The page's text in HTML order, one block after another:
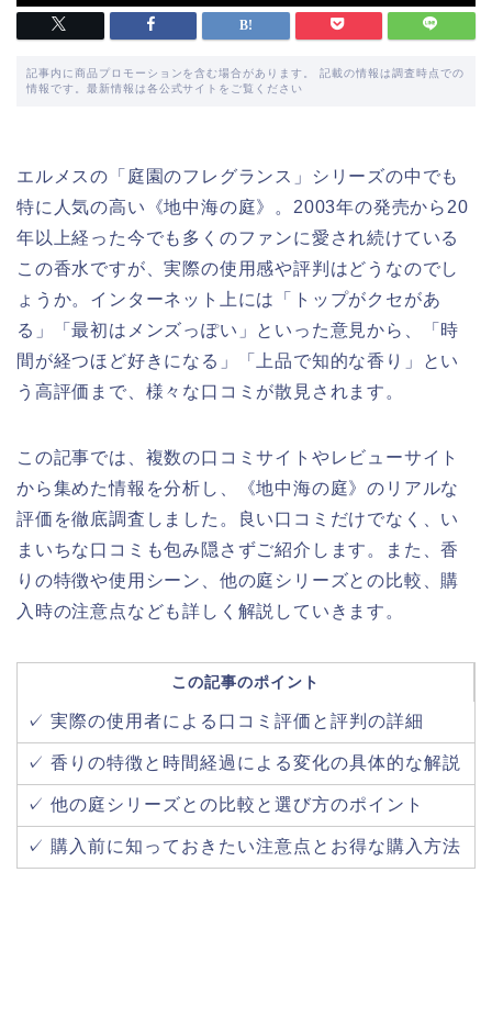
記事内に商品プロモーションを含む場合があります。 記載の情報は調査時点での
情報です。最新情報は各公式サイトをご覧ください
エルメスの「庭園のフレグランス」シリーズの中でも
特に人気の高い《地中海の庭》。2003年の発売から20
年以上経った今でも多くのファンに愛され続けている
この香水ですが、実際の使用感や評判はどうなのでし
ょうか。インターネット上には「トップがクセがあ
る」「最初はメンズっぽい」といった意見から、「時
間が経つほど好きになる」「上品で知的な香り」とい
う高評価まで、様々な口コミが散見されます。
この記事では、複数の口コミサイトやレビューサイト
から集めた情報を分析し、《地中海の庭》のリアルな
評価を徹底調査しました。良い口コミだけでなく、い
まいちな口コミも包み隠さずご紹介します。また、香
りの特徴や使用シーン、他の庭シリーズとの比較、購
入時の注意点なども詳しく解説していきます。
この記事のポイント
✓ 実際の使用者による口コミ評価と評判の詳細
✓ 香りの特徴と時間経過による変化の具体的な解説
✓ 他の庭シリーズとの比較と選び方のポイント
✓ 購入前に知っておきたい注意点とお得な購入方法